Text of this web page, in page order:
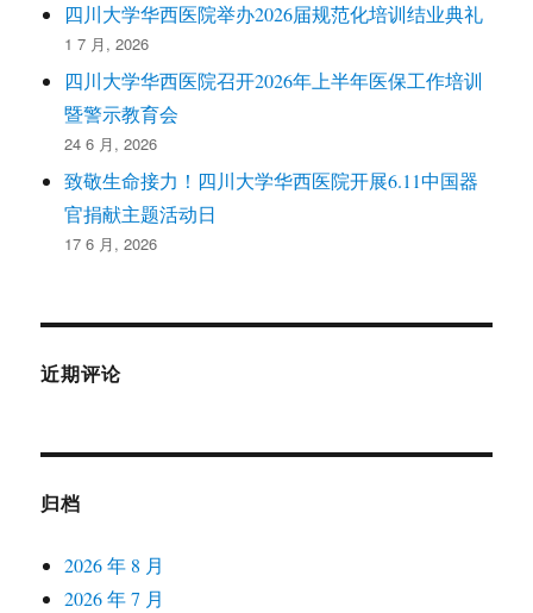
四川大学华西医院举办2026届规范化培训结业典礼
1 7 月, 2026
四川大学华西医院召开2026年上半年医保工作培训
暨警示教育会
24 6 月, 2026
致敬生命接力！四川大学华西医院开展6.11中国器
官捐献主题活动日
17 6 月, 2026
近期评论
归档
2026 年 8 月
2026 年 7 月